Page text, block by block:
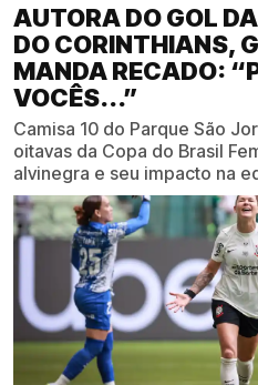
AUTORA DO GOL
DO CORINTHIANS,
MANDA RECADO:
VOCÊS...”
Camisa 10 do Parque São
oitavas da Copa do Brasil
alvinegra e seu impacto na